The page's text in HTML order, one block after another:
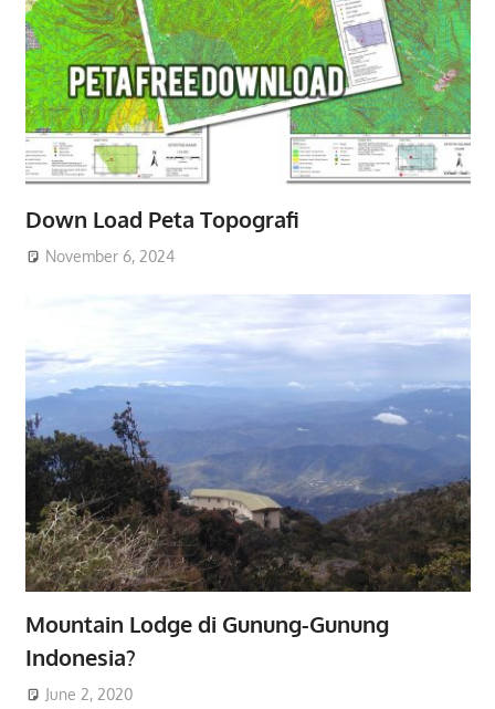
Down Load Peta Topografi
November 6, 2024
Mountain Lodge di Gunung-Gunung
Indonesia?
June 2, 2020